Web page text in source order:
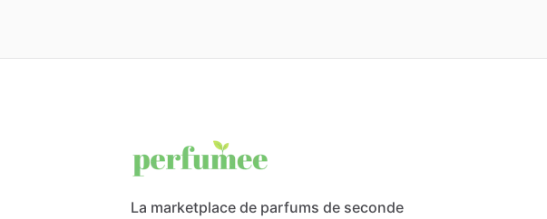
La marketplace de parfums de seconde